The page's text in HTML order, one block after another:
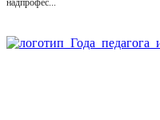
надпрофес...